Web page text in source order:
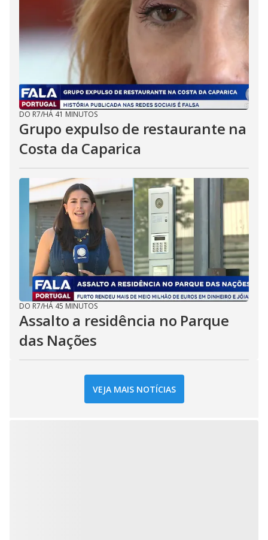
DO R7/HÁ 41 MINUTOS
Grupo expulso de restaurante na
Costa da Caparica
DO R7/HÁ 45 MINUTOS
Assalto a residência no Parque
das Nações
VEJA MAIS NOTÍCIAS